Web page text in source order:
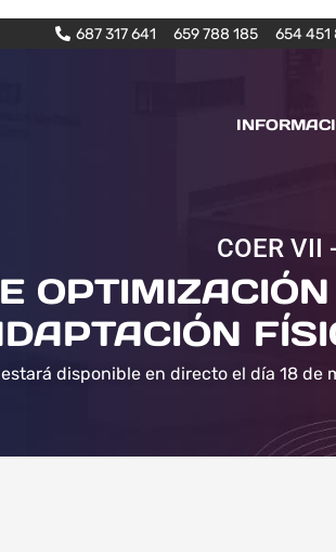
687 317 641 659 788 185 654 451
COER VII
disponible en directo el día 18 de